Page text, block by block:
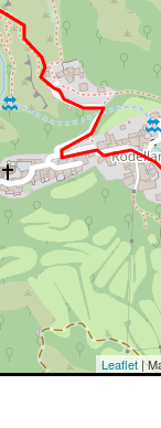
Leaflet|